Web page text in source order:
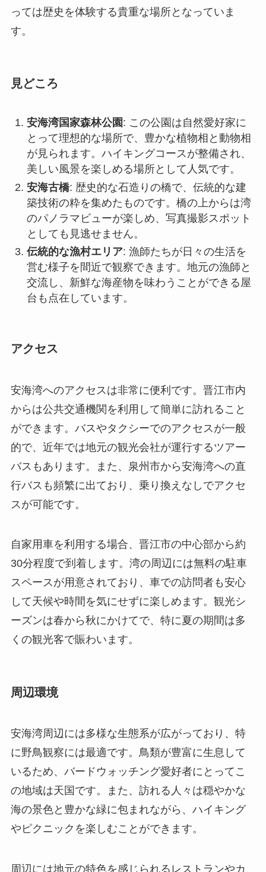
美しい風景を楽しめる場所として人気です。
のパノラマビューが楽しめ、写真撮影スポット
としても見逃せません。
伝統的な漁村エリア
: 漁師たちが日々の生活を
営む様子を間近で観察できます。地元の漁師と
交流し、新鮮な海産物を味わうことができる屋
台も点在しています。
アクセス
安海湾へのアクセスは非常に便利です。晋江市内
的で、近年では地元の観光会社が運行するツアー
行バスも頻繁に出ており、乗り換えなしでアクセ
スが可能です。
自家用車を利用する場合、晋江市の中心部から約
30分程度で到着します。湾の周辺には無料の駐車
スペースが用意されており、車での訪問者も安心
して天候や時間を気にせずに楽しめます。観光シ
くの観光客で賑わいます。
周辺環境
安海湾周辺には多様な生態系が広がっており、特
の地域は天国です。また、訪れる人々は穏やかな
やピクニックを楽しむことができます。
周辺には地元の特色を感じられるレストランやカ
フェが多数点在しています。新鮮な海の幸を味わ
えるシーフードレストランから、地元の特色料理
を提供する食堂まで選択肢が豊富です。また、安